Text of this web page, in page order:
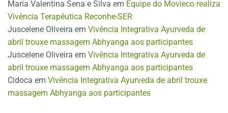
Maria Valentina Sena e Silva em Equipe do Movieco realiza
Vivência Terapêutica Reconhe-SER
Juscelene Oliveira em Vivência Integrativa Ayurveda de
abril trouxe massagem Abhyanga aos participantes
Juscelene Oliveira em Vivência Integrativa Ayurveda de
abril trouxe massagem Abhyanga aos participantes
Cidoca em Vivência Integrativa Ayurveda de abril trouxe
massagem Abhyanga aos participantes